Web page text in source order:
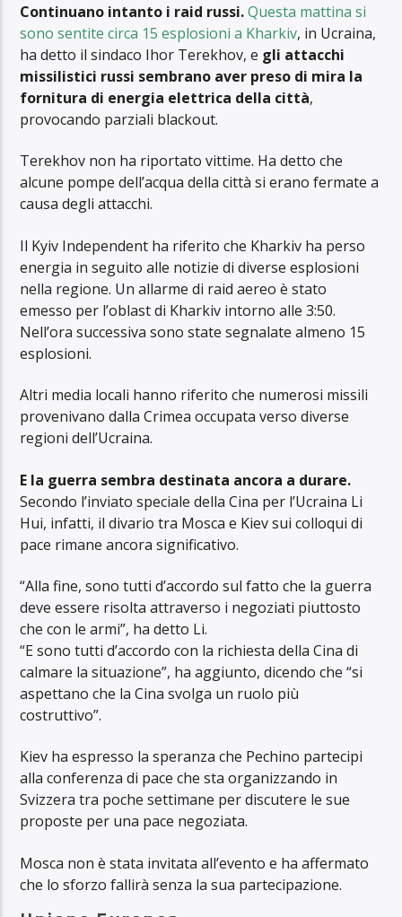
Continuano intanto i raid russi.Questa mattina si
sono sentite circa 15 esplosioni a Kharkiv, in Ucraina,
ha detto il sindaco Ihor Terekhov, e gli attacchi
missilistici russi sembrano aver preso di mira la
fornitura di energia elettrica della città,
provocando parziali blackout.
Terekhov non ha riportato vittime. Ha detto che
alcune pompe dell’acqua della città si erano fermate a
causa degli attacchi.
Il Kyiv Independent ha riferito che Kharkiv ha perso
energia in seguito alle notizie di diverse esplosioni
nella regione. Un allarme di raid aereo è stato
emesso per l’oblast di Kharkiv intorno alle 3:50.
Nell’ora successiva sono state segnalate almeno 15
esplosioni.
Altri media locali hanno riferito che numerosi missili
provenivano dalla Crimea occupata verso diverse
regioni dell’Ucraina.
E la guerra sembra destinata ancora a durare.
Secondo l’inviato speciale della Cina per l’Ucraina Li
Hui, infatti, il divario tra Mosca e Kiev sui colloqui di
pace rimane ancora significativo.
“Alla fine, sono tutti d’accordo sul fatto che la guerra
deve essere risolta attraverso i negoziati piuttosto
che con le armi”, ha detto Li.
“E sono tutti d’accordo con la richiesta della Cina di
calmare la situazione”, ha aggiunto, dicendo che “si
aspettano che la Cina svolga un ruolo più
costruttivo”.
Kiev ha espresso la speranza che Pechino partecipi
alla conferenza di pace che sta organizzando in
Svizzera tra poche settimane per discutere le sue
proposte per una pace negoziata.
Mosca non è stata invitata all’evento e ha affermato
che lo sforzo fallirà senza la sua partecipazione.